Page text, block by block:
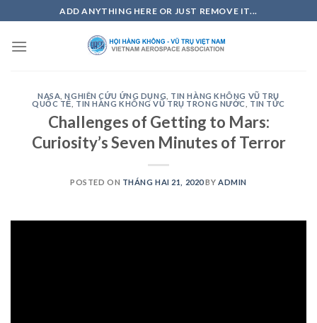
to
content
ADD ANYTHING HERE OR JUST REMOVE IT...
NASA ,NGHIÊN CỨU ỨNG DỤNG
TIN HÀNG KHÔNG VŨ TRỤ
QUỐC TẾ
TIN HÀNG KHÔNG VŨ TRỤ TRONG NƯỚC TIN TỨC
Challenges of Getting to Mars:
Curiosity’s Seven Minutes of Terror
POSTED ON THÁNG HAI 21, 2020BY ADMIN